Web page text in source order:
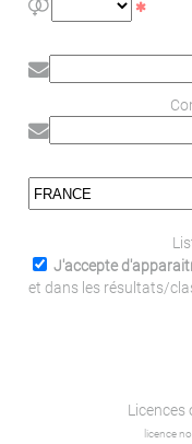
J'accepte
et dans les résultats/
Licences
licence